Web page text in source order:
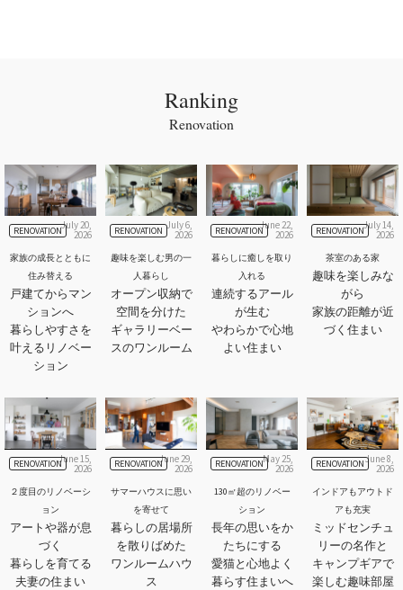
Ranking
Renovation
RENOVATIONJuly 20,
2026
家族の成長とともに
住み替える
戸建てからマン
ションへ
暮らしやすさを
叶えるリノベー
ション
RENOVATION July 6,
2026
趣味を楽しむ男の一
人暮らし
オープン収納で
空間を分けた
ギャラリーベー
スのワンルーム
RENOVATIONJune 22,
2026
暮らしに癒しを取り
入れる
連続するアール
が生む
やわらかで心地
よい住まい
RENOVATIONJuly 14,
2026
茶室のある家
趣味を楽しみな
がら
家族の距離が近
づく住まい
RENOVATIONJune 15,
2026
２度目のリノベーシ
ョン
アートや器が息
づく
暮らしを育てる
夫妻の住まい
RENOVATIONJune 29,
2026
サマーハウスに思い
を寄せて
暮らしの居場所
を散りばめた
ワンルームハウ
ス
RENOVATIONMay 25,
2026
130㎡超のリノベー
ション
長年の思いをか
たちにする
愛猫と心地よく
暮らす住まいへ
RENOVATIONJune 8,
2026
インドアもアウトド
アも充実
ミッドセンチュ
リーの名作と
キャンプギアで
楽しむ趣味部屋